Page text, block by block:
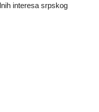
interesa srpskog